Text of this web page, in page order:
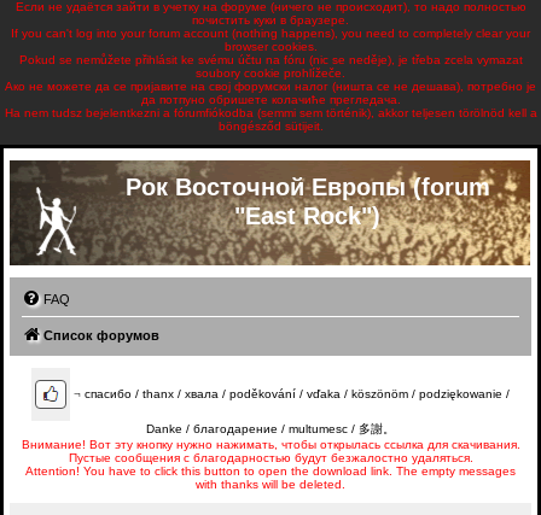
Если не удаётся зайти в учетку на форуме (ничего не происходит), то надо полностью
почистить куки в браузере.
If you can't log into your forum account (nothing happens), you need to completely clear your
browser cookies.
Pokud se nemůžete přihlásit ke svému účtu na fóru (nic se neděje), je třeba zcela vymazat
soubory cookie prohlížeče.
Ако не можете да се пријавите на свој форумски налог (ништа се не дешава), потребно је
да потпуно обришете колачиће прегледача.
Ha nem tudsz bejelentkezni a fórumfiókodba (semmi sem történik), akkor teljesen törölnöd kell a
böngésződ sütijeit.
Рок Восточной Европы (forum
"East Rock")
FAQ
Список форумов
¬ спасибо / thanx / хвала / poděkování / vďaka / köszönöm / podziękowanie /
Danke / благодарение / multumesc / 多謝。
Внимание! Вот эту кнопку нужно нажимать, чтобы открылась ссылка для скачивания.
Пустые сообщения с благодарностью будут безжалостно удаляться.
Attention! You have to click this button to open the download link. The empty messages
with thanks will be deleted.